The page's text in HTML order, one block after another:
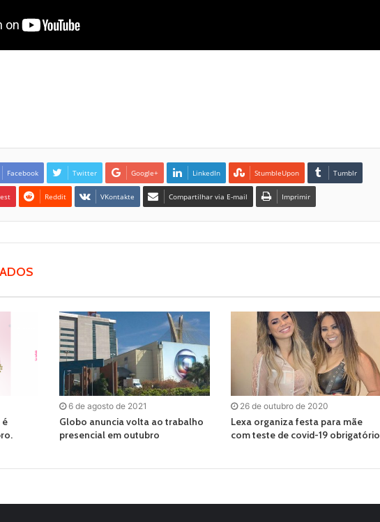
Facebook Twitter Google+ LinkedIn StumbleUpon Tumblr
Reddit VKontakte Compartilhar via E-mail Imprimir
é
6 de agosto de 2021
Globo anuncia volta ao trabalho
presencial em outubro
26 de outubro de 2020
Lexa organiza festa para mãe
com teste de covid-19 obrigatório